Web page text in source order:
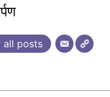
all posts